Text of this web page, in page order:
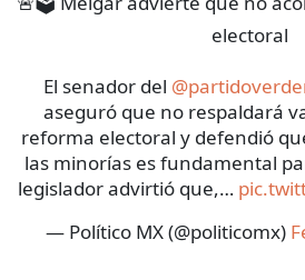
electoral
El senador del
aseguró que no respaldará
reforma electoral y defendió
las minorías es fundamental
legislador advirtió que,…
— Político MX (@politicomx)